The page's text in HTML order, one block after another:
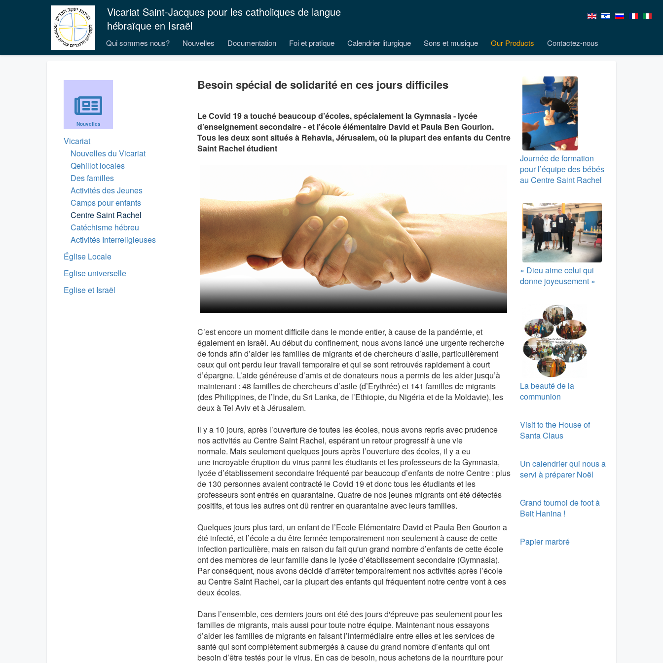
Vicariat Saint-Jacques pour les catholiques de langue
hébraïque en Israël
Qui sommes nous? Nouvelles Documentation Foi et pratique Calendrier liturgique Sons et musique Our Products Contactez-nous
Nouvelles
Vicariat
Nouvelles du Vicariat
Qehillot locales
Des familles
Activités des Jeunes
Camps pour enfants
Centre Saint Rachel
Catéchisme hébreu
Activités Interreligieuses
Église Locale
Eglise universelle
Eglise et Israël
Besoin spécial de solidarité en ces jours difficiles
Le Covid 19 a touché beaucoup d’écoles, spécialement la Gymnasia - lycée
d’enseignement secondaire - et l’école élémentaire David et Paula Ben Gourion.
Tous les deux sont situés à Rehavia, Jérusalem, où la plupart des enfants du Centre
Saint Rachel étudient
C’est encore un moment difficile dans le monde entier, à cause de la pandémie, et
également en Israël. Au début du confinement, nous avons lancé une urgente recherche
de fonds afin d’aider les familles de migrants et de chercheurs d’asile, particulièrement
ceux qui ont perdu leur travail temporaire et qui se sont retrouvés rapidement à court
d’épargne. L’aide généreuse d’amis et de donateurs nous a permis de les aider jusqu’à
maintenant : 48 familles de chercheurs d’asile (d’Erythrée) et 141 familles de migrants
(des Philippines, de l’Inde, du Sri Lanka, de l’Ethiopie, du Nigéria et de la Moldavie), les
deux à Tel Aviv et à Jérusalem.
Il y a 10 jours, après l’ouverture de toutes les écoles, nous avons repris avec prudence
nos activités au Centre Saint Rachel, espérant un retour progressif à une vie
normale. Mais seulement quelques jours après l’ouverture des écoles, il y a eu
une incroyable éruption du virus parmi les étudiants et les professeurs de la Gymnasia,
lycée d’établissement secondaire fréquenté par beaucoup d’enfants de notre Centre : plus
de 130 personnes avaient contracté le Covid 19 et donc tous les étudiants et les
professeurs sont entrés en quarantaine. Quatre de nos jeunes migrants ont été détectés
positifs, et tous les autres ont dû rentrer en quarantaine avec leurs familles.
Quelques jours plus tard, un enfant de l’Ecole Elémentaire David et Paula Ben Gourion a
été infecté, et l’école a du être fermée temporairement non seulement à cause de cette
infection particulière, mais en raison du fait qu'un grand nombre d’enfants de cette école
ont des membres de leur famille dans le lycée d’établissement secondaire (Gymnasia).
Par conséquent, nous avons décidé d’arrêter temporairement nos activités après l’école
au Centre Saint Rachel, car la plupart des enfants qui fréquentent notre centre vont à ces
deux écoles.
Dans l’ensemble, ces derniers jours ont été des jours d'épreuve pas seulement pour les
familles de migrants, mais aussi pour toute notre équipe. Maintenant nous essayons
d’aider les familles de migrants en faisant l’intermédiaire entre elles et les services de
santé qui sont complètement submergés à cause du grand nombre d’enfants qui ont
besoin d’être testés pour le virus. En cas de besoin, nous achetons de la nourriture pour
Journée de formation
pour l’équipe des bébés
au Centre Saint Rachel
« Dieu aime celui qui
donne joyeusement »
La beauté de la
communion
Visit to the House of
Santa Claus
Un calendrier qui nous a
servi à préparer Noël
Grand tournoi de foot à
Beit Hanina !
Papier marbré